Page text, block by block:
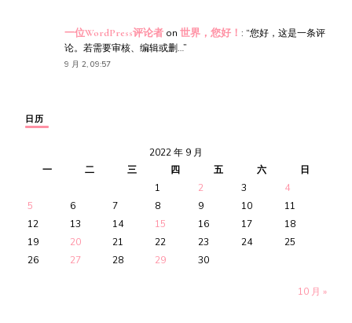
一位WordPress评论者 on 世界，您好！ : “您好，这是一条评
论。若需要审核、编辑或删…”
9 月 2, 09:57
日历
2022 年 9 月
一
二 三 四 五 六
日
1
2 3
4
5
6 7 8 9 10
11
12
13 14 15 16 17
18
19
20 21 22 23 24
25
26
27 28 29 30
10 月 »